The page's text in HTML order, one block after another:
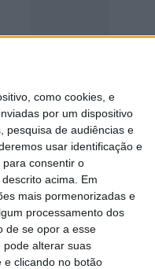
como cookies, e
por um dispositivo
pesquisa de audiências e
usar identificação e
consentir o
acima. Em
mais pormenorizadas e
processamento dos
de se opor a esse
pode alterar suas
e clicando no botão
Viseu: GNR
registou 364
numa...
5 de Agosto, 2026
Nelas: Feira do
regressa em